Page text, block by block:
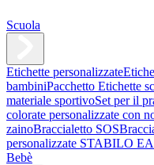
Scuola
Etichette personalizzate
bambiniPacchetto Etichette
materiale sportivoSet per il
colorate personalizzate con
zainoBraccialetto SOS
personalizzate STABILO
Bebè